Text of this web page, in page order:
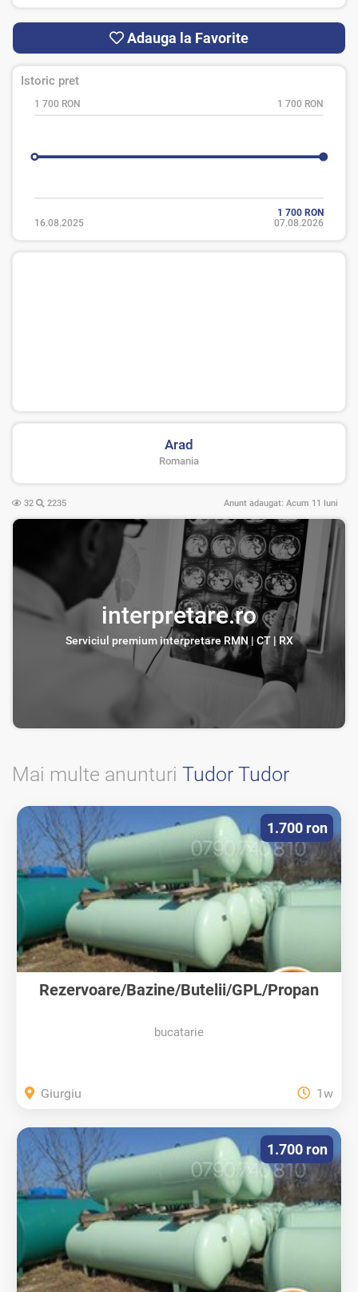
Adauga la Favorite
Istoric pret
1 700 RON 1 700 RON
1 700 RON
16.08.2025
07.08.2026
Arad
Romania
32 2235 Anunt adaugat: Acum 11 luni
interpretare.ro
Serviciul premium interpretare RMN | CT | RX
Mai multe anunturi Tudor Tudor
Rezervoare/Bazine/Butelii/GPL/Propan
bucatarie
1.700 ron
Giurgiu 1w
1.700 ron